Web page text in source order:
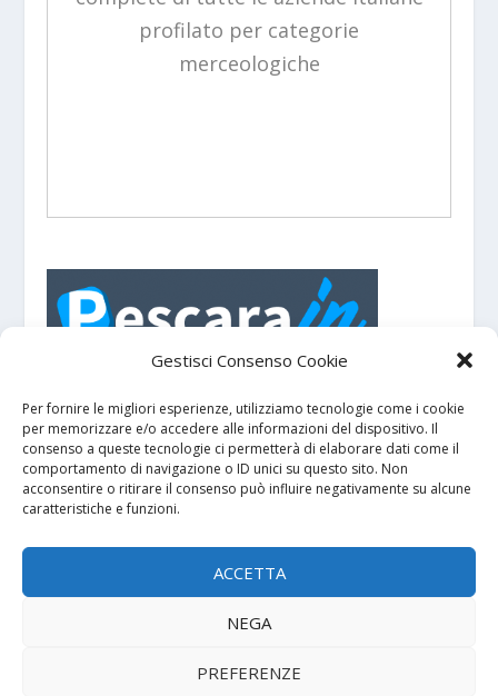
Gestisci Consenso Cookie
Per fornire le migliori esperienze, utilizziamo tecnologie come i cookie
per memorizzare e/o accedere alle informazioni del dispositivo. Il
consenso a queste tecnologie ci permetterà di elaborare dati come il
comportamento di navigazione o ID unici su questo sito. Non
acconsentire o ritirare il consenso può influire negativamente su alcune
caratteristiche e funzioni.
ACCETTA
NEGA
PREFERENZE
merceologiche
PescaraIN - Portale turistico con eventi e
manifestazioni suPescarae dintorni.
GDPR
Privacy policy
Cookie policy
02023100676 - Cap. Sociale € 10.000,00 i.v. - REA TE 172721 |